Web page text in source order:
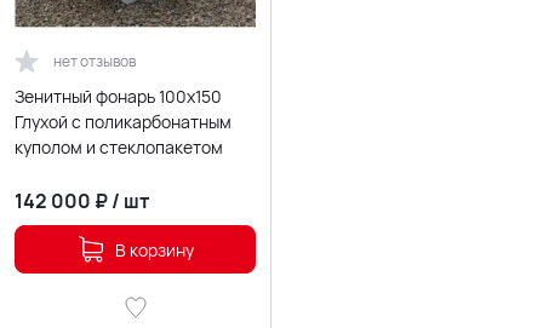
нет отзывов
Зенитный фонарь 100x150
Глухой с поликарбонатным
куполом и стеклопакетом
142 000 ₽/ шт
В корзину